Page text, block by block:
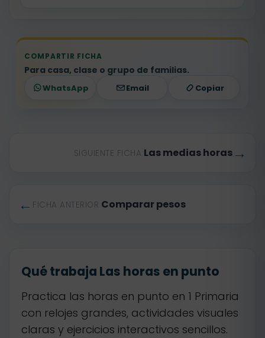
COMPARTIR FICHA
Para casa, clase o grupo de familias.
WhatsApp Email Copiar
← FICHA ANTERIOR Comparar pesos
SIGUIENTE FICHA Las medias horas →
Qué trabaja Las horas en punto
Practica las horas en punto en 1 Primaria
con relojes grandes, actividades visuales
claras y ejercicios interactivos sencillos.